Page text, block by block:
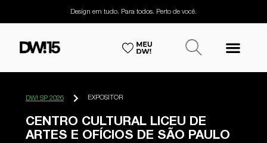
Design em tudo. Para todos. Perto de você.
DW! SP 2026 EXPOSITOR
CENTRO CULTURAL LICEU DE
ARTES E OFÍCIOS DE SÃO PAULO